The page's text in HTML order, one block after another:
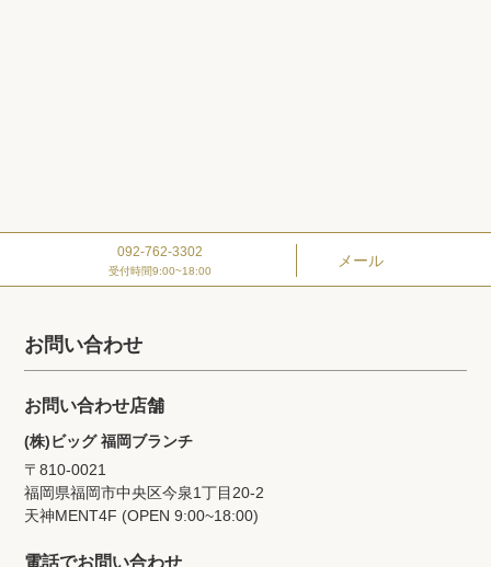
092-762-3302
受付時間9:00~18:00
メール
お問い合わせ
お問い合わせ店舗
(株)ビッグ 福岡ブランチ
〒810-0021
福岡県福岡市中央区今泉1丁目20‐2
天神MENT4F (OPEN 9:00~18:00)
電話でお問い合わせ